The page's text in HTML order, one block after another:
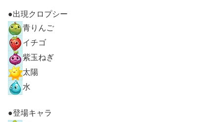
●出現クロプシー
青りんご
イチゴ
紫玉ねぎ
太陽
水
●登場キャラ